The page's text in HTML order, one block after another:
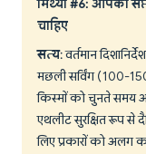
मिथ्या #6: आपको
चाहिए
सत्य: वर्तमान
मछली सर्विंग (100-
किस्मों को चुनते समय
एथलीट सुरक्षित रूप
लिए प्रकारों को